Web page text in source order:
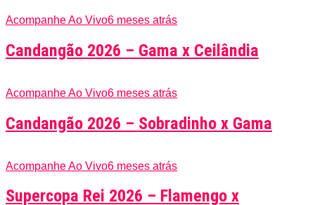
Acompanhe Ao Vivo6 meses atrás
Candangão 2026 – Gama x Ceilândia
Acompanhe Ao Vivo6 meses atrás
Candangão 2026 – Sobradinho x Gama
Acompanhe Ao Vivo6 meses atrás
Supercopa Rei 2026 – Flamengo x